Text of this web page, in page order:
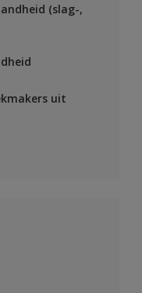
(slag-,
uit